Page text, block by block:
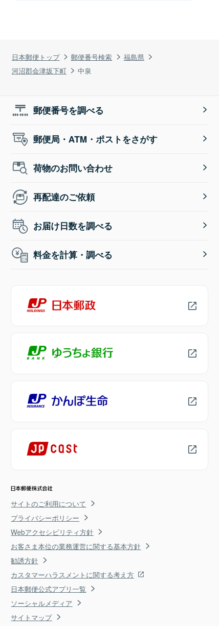
日本郵便トップ 郵便番号検索
福島県
河沼郡会津坂下町
中泉
郵便番号を調べる
郵便局・ATM・ポストをさがす
荷物のお問い合わせ
再配達のご依頼
お届け日数を調べる
料金を計算・調べる
サイトのご利用について
プライバシーポリシー
Webアクセシビリティ方針
お客さま本位の業務運営に関する基本方針
勧誘方針
カスタマーハラスメントに関する考え方
日本郵便公式アプリ一覧
ソーシャルメディア
サイトマップ